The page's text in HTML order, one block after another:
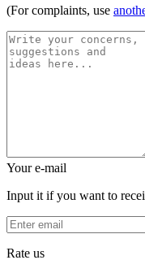
(For complaints, use
Your e-mail
Input it if you want to
Rate us